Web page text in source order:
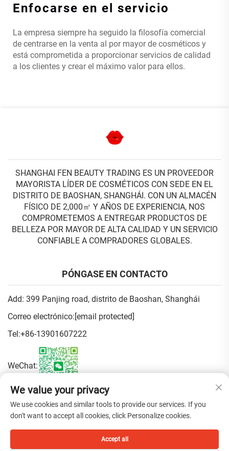
Enfocarse en el servicio
La empresa siempre ha seguido la filosofía comercial
de centrarse en la venta al por mayor de cosméticos y
está comprometida a proporcionar servicios de calidad
a los clientes y crear el máximo valor para ellos.
SHANGHAI FEN BEAUTY TRADING ES UN PROVEEDOR
MAYORISTA LÍDER DE COSMÉTICOS CON SEDE EN EL
DISTRITO DE BAOSHAN, SHANGHÁI. CON UN ALMACÉN
FÍSICO DE 2,000㎡ Y AÑOS DE EXPERIENCIA, NOS
COMPROMETEMOS A ENTREGAR PRODUCTOS DE
BELLEZA POR MAYOR DE ALTA CALIDAD Y UN SERVICIO
CONFIABLE A COMPRADORES GLOBALES.
PÓNGASE EN CONTACTO
Add: 399 Panjing road, distrito de Baoshan, Shanghái
Correo electrónico:[email protected]
Tel:+86-13901607222
WeChat:
Política de privacidad
Todos los derechos reservados.
We value your privacy
We use cookies and similar tools to provide our services. If you
don't want to accept all cookies, click Personalize cookies.
Accept all